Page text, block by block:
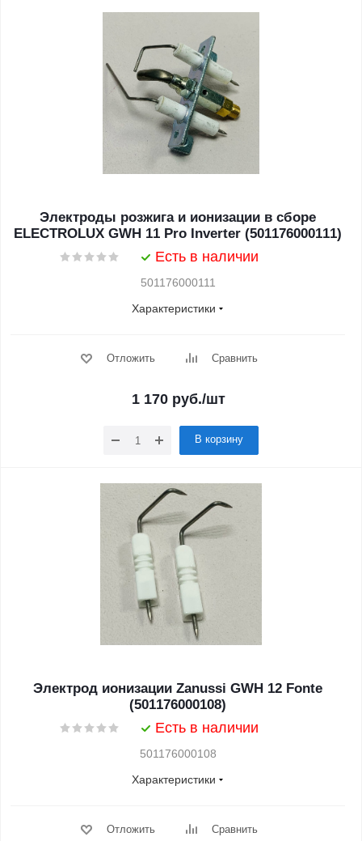
Электроды розжига и ионизации в сборе
ELECTROLUX GWH 11 Pro Inverter (501176000111)
Есть в наличии
501176000111
Характеристики
Отложить Сравнить
1 170руб./шт
В корзину
Электрод ионизации Zanussi GWH 12 Fonte
(501176000108)
Есть в наличии
501176000108
Характеристики
Отложить Сравнить